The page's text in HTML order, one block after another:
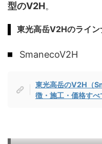
型のV2H。
東光高岳V2Hのライン
SmanecoV2H
東光高岳のV2H（
徴・施工・価格すべ